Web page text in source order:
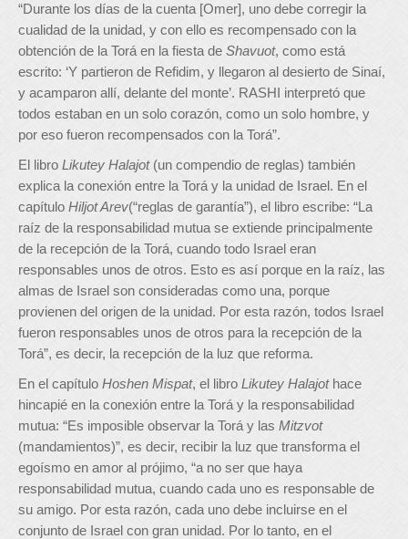
“Durante los días de la cuenta [Omer], uno debe corregir la
cualidad de la unidad, y con ello es recompensado con la
obtención de la Torá en la fiesta de Shavuot, como está
escrito: ‘Y partieron de Refidim, y llegaron al desierto de Sinaí,
y acamparon allí, delante del monte’. RASHI interpretó que
todos estaban en un solo corazón, como un solo hombre, y
por eso fueron recompensados ​​con la Torá”.
El libro Likutey Halajot(un compendio de reglas) también
explica la conexión entre la Torá y la unidad de Israel. En el
capítulo Hiljot Arev(“reglas de garantía”), el libro escribe: “La
raíz de la responsabilidad mutua se extiende principalmente
de la recepción de la Torá, cuando todo Israel eran
responsables unos de otros. Esto es así porque en la raíz, las
almas de Israel son consideradas como una, porque
provienen del origen de la unidad. Por esta razón, todos Israel
fueron responsables unos de otros para la recepción de la
Torá”, es decir, la recepción de la luz que reforma.
En el capítulo Hoshen Mispat, el libro Likutey Halajothace
hincapié en la conexión entre la Torá y la responsabilidad
mutua: “Es imposible observar la Torá y las Mitzvot
(mandamientos)”, es decir, recibir la luz que transforma el
egoísmo en amor al prójimo, “a no ser que haya
responsabilidad mutua, cuando cada uno es responsable de
su amigo. Por esta razón, cada uno debe incluirse en el
conjunto de Israel con gran unidad. Por lo tanto, en el